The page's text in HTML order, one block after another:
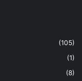
(105)
(1)
(8)